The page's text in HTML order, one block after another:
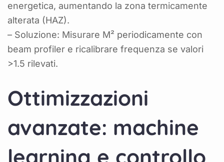
energetica, aumentando la zona termicamente
alterata (HAZ).
– Soluzione: Misurare M² periodicamente con
beam profiler e ricalibrare frequenza se valori
>1.5 rilevati.
Ottimizzazioni
avanzate: machine